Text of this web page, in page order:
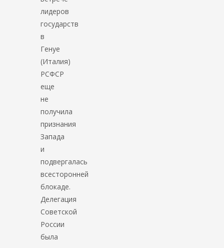
лидеров
государств
в
Генуе
(Италия)
РСФСР
еще
не
получила
признания
Запада
и
подвергалась
всесторонней
блокаде.
Делегация
Советской
России
была